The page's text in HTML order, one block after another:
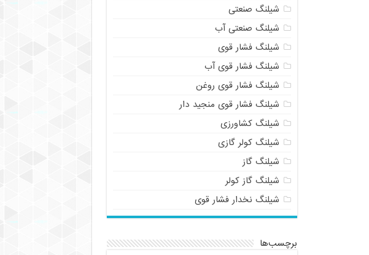
شیلنگ صنعتی
شیلنگ صنعتی آب
شیلنگ فشار قوی
شیلنگ فشار قوی آب
شیلنگ فشار قوی روغن
شیلنگ فشار قوی منجید دار
شیلنگ کشاورزی
شیلنگ کولر گازی
شیلنگ گاز
شیلنگ گاز کولر
شیلنگ نخدار فشار قوی
برچسب‌ها